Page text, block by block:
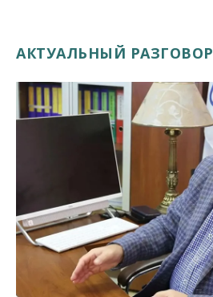
АКТУАЛЬНЫЙ РАЗГОВОР